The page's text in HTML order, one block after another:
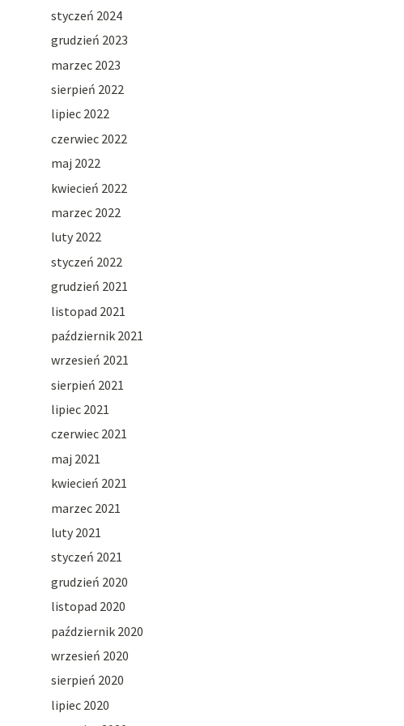
styczeń 2024
grudzień 2023
marzec 2023
sierpień 2022
lipiec 2022
czerwiec 2022
maj 2022
kwiecień 2022
marzec 2022
luty 2022
styczeń 2022
grudzień 2021
listopad 2021
październik 2021
wrzesień 2021
sierpień 2021
lipiec 2021
czerwiec 2021
maj 2021
kwiecień 2021
marzec 2021
luty 2021
styczeń 2021
grudzień 2020
listopad 2020
październik 2020
wrzesień 2020
sierpień 2020
lipiec 2020